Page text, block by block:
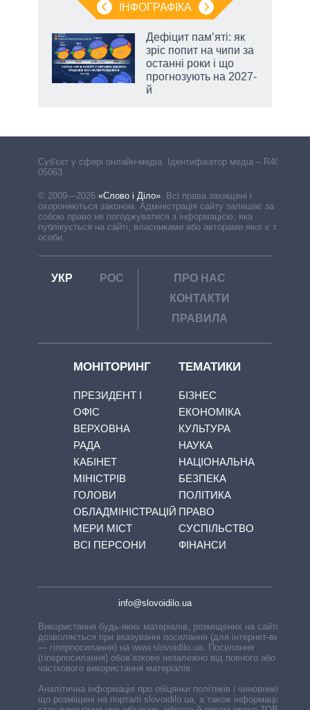
ІНФОГРАФІКА
Дефіцит пам’яті: як
зріс попит на чипи за
останні роки і що
прогнозують на 2027-
й
Cуб'єкт у сфері онлайн-медіа. Ідентифікатор медіа – R40-
05063
© 2009—2026 «Слово і Діло»
Всі права захищені і
охороняються законом. Адміністрація сайту залишає за
собою право не погоджуватися з інформацією, яка
публікується на сайті, власниками або авторами якої є треті
особи.
УКР РОС
ПРО НАС
КОНТАКТИ
ПРАВИЛА
МОНІТОРИНГ
ПРЕЗИДЕНТ І
ОФІС
ВЕРХОВНА
РАДА
КАБІНЕТ
МІНІСТРІВ
ГОЛОВИ
ОБЛАДМІНІСТРАЦІЙ
МЕРИ МІСТ
ВСІ ПЕРСОНИ
ТЕМАТИКИ
БІЗНЕС
ЕКОНОМІКА
КУЛЬТУРА
НАУКА
НАЦІОНАЛЬНА
БЕЗПЕКА
ПОЛІТИКА
ПРАВО
СУСПІЛЬСТВО
ФІНАНСИ
info@slovoidilo.ua
Використання будь-яких матеріалів, розміщених на сайті,
дозволяється при вказуванні посилання (для інтернет-видань
— гіперпосилання) на www.slovoidilo.ua. Посилання
(гіперпосилання) обов’язкове незалежно від повного або
часткового використання матеріалів.
Аналітична інформація про обіцянки політиків і чиновників,
що розміщені на порталі slovoidilo.ua, а також інформація про